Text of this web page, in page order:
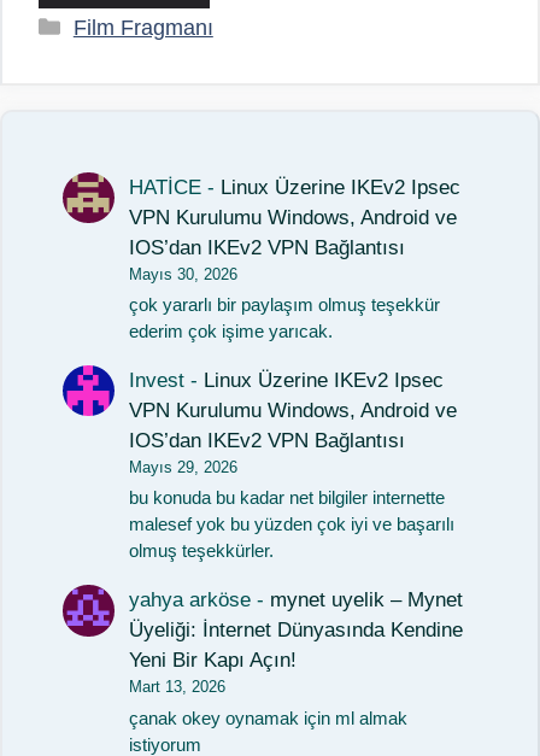
Kategoriler
Film Fragmanı
HATİCE - Linux Üzerine IKEv2 Ipsec
VPN Kurulumu Windows, Android ve
IOS’dan IKEv2 VPN Bağlantısı
Mayıs 30, 2026
çok yararlı bir paylaşım olmuş teşekkür
ederim çok işime yarıcak.
Invest - Linux Üzerine IKEv2 Ipsec
VPN Kurulumu Windows, Android ve
IOS’dan IKEv2 VPN Bağlantısı
Mayıs 29, 2026
bu konuda bu kadar net bilgiler internette
malesef yok bu yüzden çok iyi ve başarılı
olmuş teşekkürler.
yahya arköse - mynet uyelik – Mynet
Üyeliği: İnternet Dünyasında Kendine
Yeni Bir Kapı Açın!
Mart 13, 2026
çanak okey oynamak için ml almak
istiyorum